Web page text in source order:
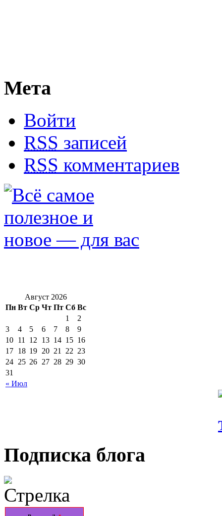
Мета
Войти
RSS записей
RSS комментариев
Август 2026
Пн Вт Ср Чт Пт Сб Вс
« Июл
1
2
3
4 5 6 7 8
9
10 11 12 13 14 15 16
17 18 19 20 21 22 23
24 25 26 27 28 29 30
31
Подписка блога